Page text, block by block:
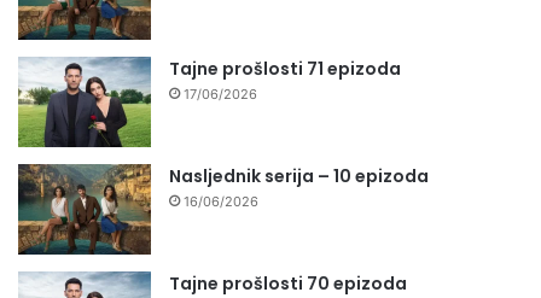
Tajne prošlosti 71 epizoda
17/06/2026
Nasljednik serija – 10 epizoda
16/06/2026
Tajne prošlosti 70 epizoda